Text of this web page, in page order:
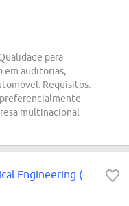
para
em auditorias,
Requisitos:
multinacional